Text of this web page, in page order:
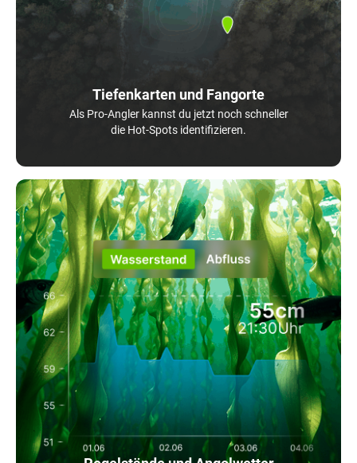
Tiefenkarten und Fangorte
Als Pro-Angler kannst du jetzt noch schneller
die Hot-Spots identifizieren.